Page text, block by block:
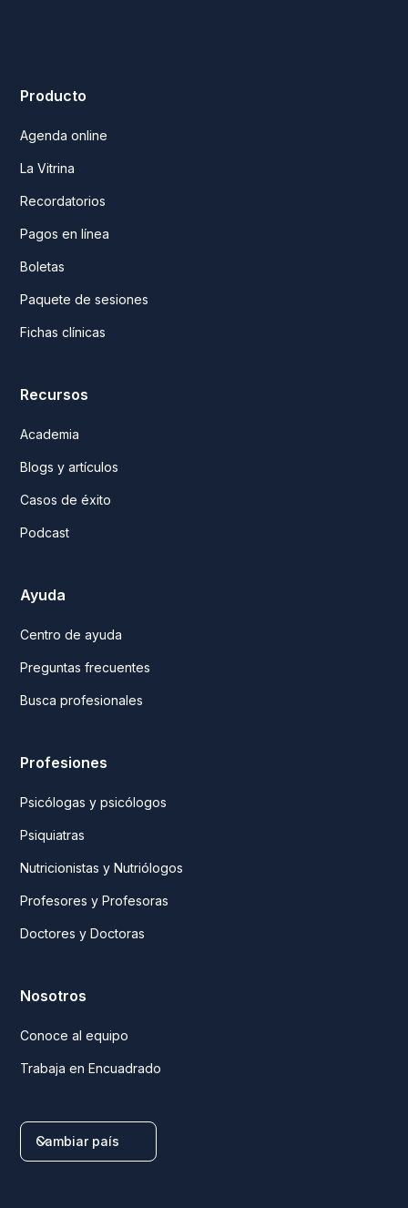
Producto
Agenda online
La Vitrina
Recordatorios
Pagos en línea
Boletas
Paquete de sesiones
Fichas clínicas
Recursos
Academia
Blogs y artículos
Casos de éxito
Podcast
Ayuda
Centro de ayuda
Preguntas frecuentes
Busca profesionales
Profesiones
Psicólogas y psicólogos
Psiquiatras
Nutricionistas y Nutriólogos
Profesores y Profesoras
Doctores y Doctoras
Nosotros
Conoce al equipo
Trabaja en Encuadrado
Cambiar país